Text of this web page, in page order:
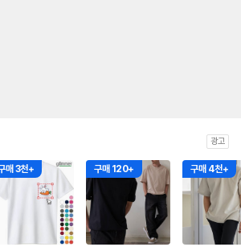
광고
매 3천+ 구매 120+ 구매 4천+